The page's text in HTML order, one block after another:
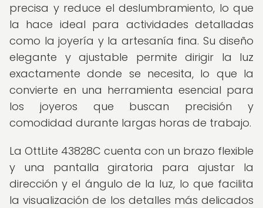
precisa y reduce el deslumbramiento, lo que
la hace ideal para actividades detalladas
como la joyería y la artesanía fina. Su diseño
elegante y ajustable permite dirigir la luz
exactamente donde se necesita, lo que la
convierte en una herramienta esencial para
los joyeros que buscan precisión y
comodidad durante largas horas de trabajo.
La OttLite 43828C cuenta con un brazo flexible
y una pantalla giratoria para ajustar la
dirección y el ángulo de la luz, lo que facilita
la visualización de los detalles más delicados